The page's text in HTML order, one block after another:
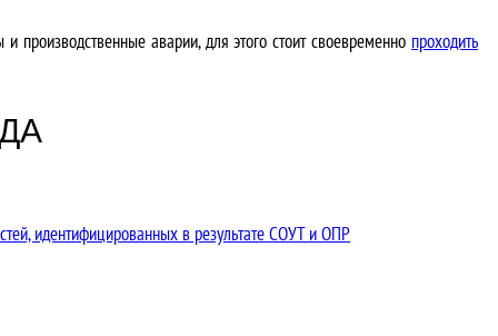
производственные аварии, для этого стоит своевременно проходить
идентифицированных в результате СОУТ и ОПР